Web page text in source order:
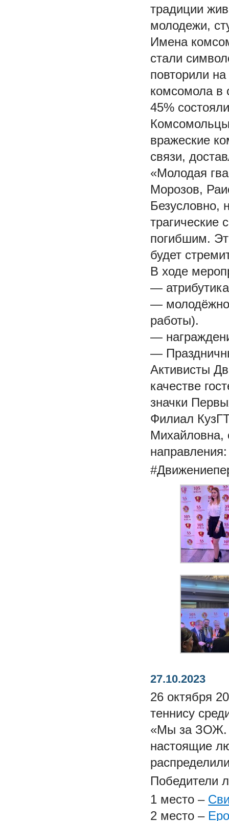
традиции
молодежи,
Имена
стали
повторили
комсомола в
45%
вражеские
связи,
«Молодая
Морозов,
Безусловно,
трагические
погибшим.
будет
В ходе
—
—
работы).
—
—
Активисты
качестве
значки
Филиал
Михайловна,
27.10.2023
26 октября
теннису
«Мы за ЗОЖ.
настоящие
Победители
1 место –
2 место –